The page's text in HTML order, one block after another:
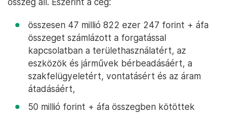
összesen 47 millió 822 ezer 247 forint + áfa
összeget számlázott a forgatással
kapcsolatban a területhasználatért, az
eszközök és járművek bérbeadásáért, a
szakfelügyeletért, vontatásért és az áram
átadásáért,
50 millió forint + áfa összegben kötöttek